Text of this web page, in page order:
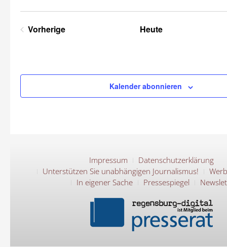
Datum
Vorherige
Heute
Kalender abonnieren
Impressum
Datenschutzerklärung
Unterstützen Sie unabhängigen Journalismus!
In eigener Sache
Pressespiegel